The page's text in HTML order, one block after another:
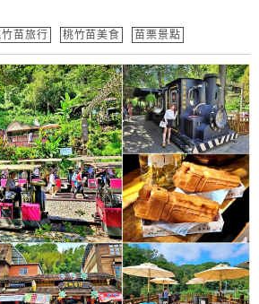
苗旅行 桃竹苗美食 苗栗景點